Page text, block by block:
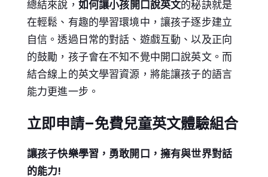
總結來說， 如何讓小孩開口說英文的秘訣就是
在輕鬆、有趣的學習環境中，讓孩子逐步建立
自信。透過日常的對話、遊戲互動、以及正向
的鼓勵，孩子會在不知不覺中開口說英文。而
結合線上的英文學習資源，將能讓孩子的語言
能力更進一步。
立即申請–免費兒童英文體驗組合
讓孩子快樂學習，勇敢開口，擁有與世界對話
的能力!